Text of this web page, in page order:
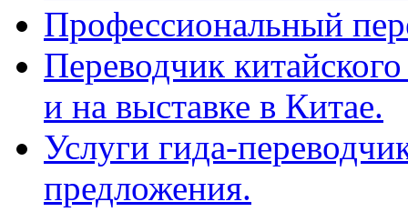
Профессиональный
Переводчик
и на выставке в Китае.
Услуги гида-
предложения.